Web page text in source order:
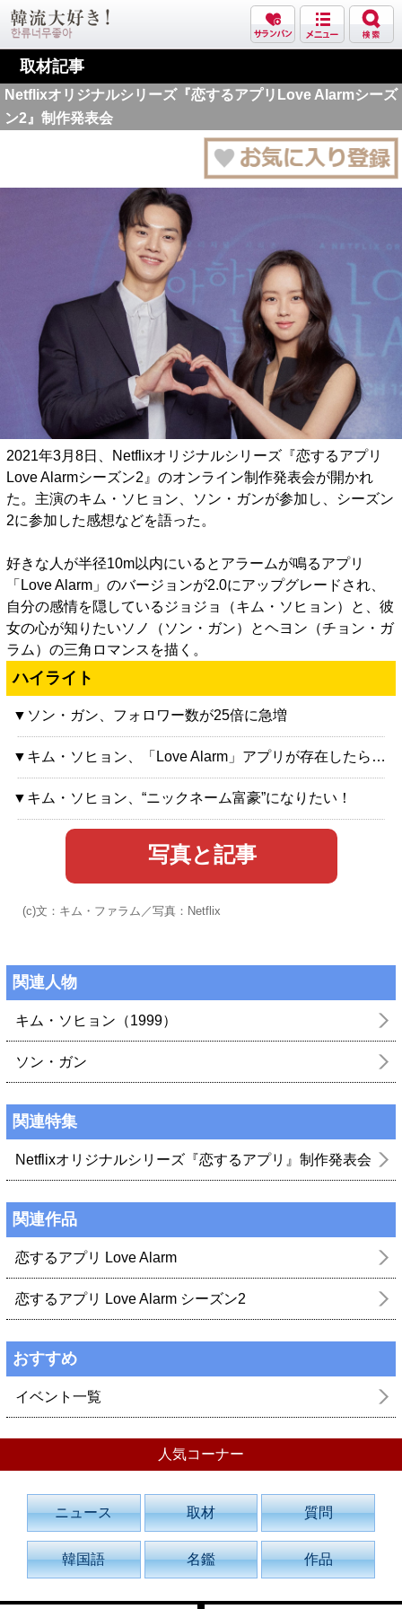
取材記事
Netflixオリジナルシリーズ『恋するアプリLove Alarmシーズ
ン2』制作発表会
2021年3月8日、Netflixオリジナルシリーズ『恋するアプリ
Love Alarmシーズン2』のオンライン制作発表会が開かれ
た。主演のキム・ソヒョン、ソン・ガンが参加し、シーズン
2に参加した感想などを語った。
好きな人が半径10m以内にいるとアラームが鳴るアプリ
「Love Alarm」のバージョンが2.0にアップグレードされ、
自分の感情を隠しているジョジョ（キム・ソヒョン）と、彼
女の心が知りたいソノ（ソン・ガン）とヘヨン（チョン・ガ
ラム）の三角ロマンスを描く。
ハイライト
▼ソン・ガン、フォロワー数が25倍に急増
▼キム・ソヒョン、「Love Alarm」アプリが存在したら…
▼キム・ソヒョン、“ニックネーム富豪”になりたい！
写真と記事
(c)文：キム・ファラム／写真：Netflix
関連人物
キム・ソヒョン（1999）
ソン・ガン
関連特集
Netflixオリジナルシリーズ『恋するアプリ』制作発表会
関連作品
恋するアプリ Love Alarm
恋するアプリ Love Alarm シーズン2
おすすめ
イベント一覧
人気コーナー
ニュース 取材 質問
韓国語 名鑑 作品